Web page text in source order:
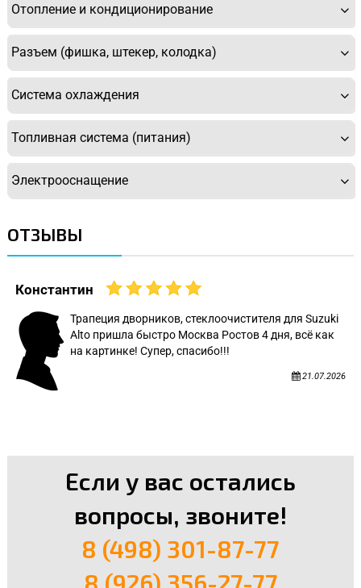
Отопление и кондиционирование
Разъем (фишка, штекер, колодка)
Система охлаждения
Топливная система (питания)
Электрооснащение
ОТЗЫВЫ
Константин
Трапеция дворников, стеклоочистителя для Suzuki
Alto пришла быстро Москва Ростов 4 дня, всё как
на картинке! Супер, спасибо!!!
21.07.2026
Если у вас остались
вопросы, звоните!
8 (498) 301-87-77